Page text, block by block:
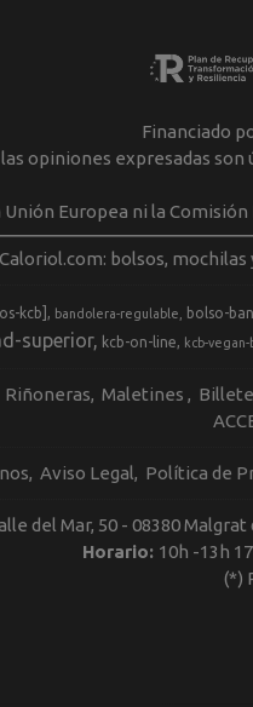
Financiado
opiniones expresadas
Unión Europea ni la
bolsos,
kcb] bandolera-regulable bolso-
superior
kcb-on-line kcb-vegan-
Riñoneras Maletines
Aviso Legal Política de
del Mar, 50 - 08380
Horario: 10h -13h
(*)